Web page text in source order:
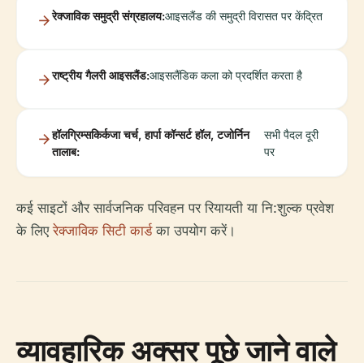
रेक्जाविक समुद्री संग्रहालय:आइसलैंड की समुद्री विरासत पर केंद्रित
राष्ट्रीय गैलरी आइसलैंड:आइसलैंडिक कला को प्रदर्शित करता है
हॉलग्रिम्सकिर्कजा चर्च, हार्पा कॉन्सर्ट हॉल, टजोर्निन
तालाब:
सभी पैदल दूरी
पर
कई साइटों और सार्वजनिक परिवहन पर रियायती या नि:शुल्क प्रवेश
के लिएरेक्जाविक सिटी कार्डका उपयोग करें।
व्यावहारिक अक्सर पूछे जाने वाले